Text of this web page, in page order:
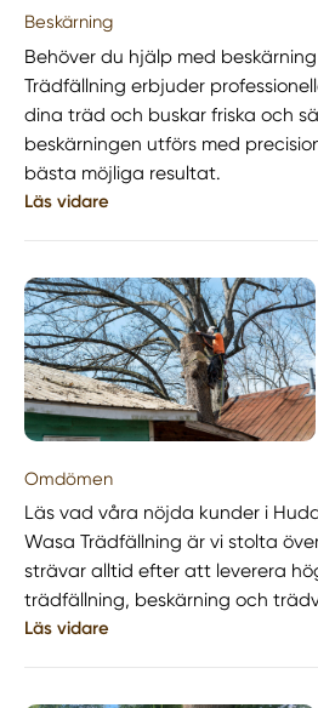
Beskärning
Behöver du hjälp med
Trädfällning erbjuder
dina träd och buskar friska och
beskärningen utförs med
bästa möjliga resultat.
Läs vidare
Omdömen
Läs vad våra nöjda kunder i
Wasa Trädfällning är vi stolta
strävar alltid efter att leverera
trädfällning, beskärning och
Läs vidare